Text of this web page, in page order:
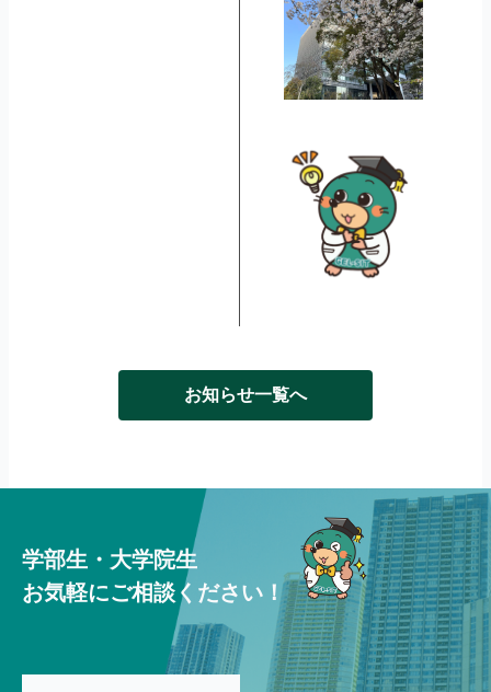
お知らせ一覧へ
学部生・大学院生
お気軽にご相談ください！